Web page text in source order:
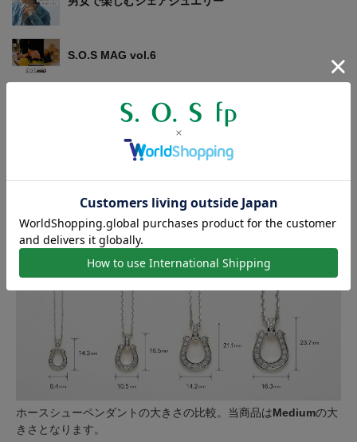
S.O.S MAG vol.6
C1210NH Silver Square Chain - Natural - 50cm
サイズ比較について
ホースシューペンダントの大きさの比較。当商品はMediumの大
きさとなります。